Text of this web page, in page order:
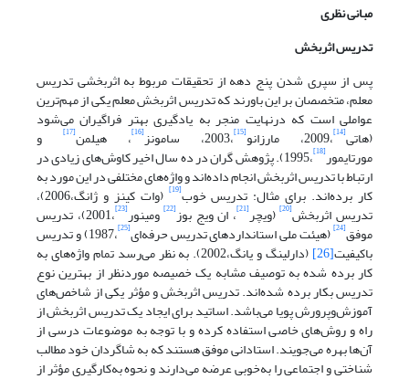
مبانی نظری
تدریس اثربخش
پس از سپری شدن پنج دهه از تحقیقات مربوط به اثربخشی تدریس
معلم، متخصصان بر این باورند که تدریس اثربخش معلم یکی از مهم‌ترین
عواملی است که درنهایت منجر به یادگیری بهتر فراگیران می‌شود
(هاتی[14] ،2009، مارزانو [15] ،2003، سامونز [16] ، هیلمن[17] و
مورتایمور[18] ،1995). پژوهش گران در ده سال اخیر کاوش‌های زیادی در
ارتباط با تدریس اثربخش انجام داده‌اند و واژه‌های مختلفی در این مورد به
کار برده‌اند. برای مثال: تدریس خوب[19] (وات کینز و ژانگ،2006)،
تدریس اثربخش[20] (ویچر[21] ، ان ویج بوز[22] ومینور[23] ،2001)، تدریس
موفق[24] (هیئت ملی استانداردهای تدریس حرفه‌ای[25] ،1987) و تدریس
باکیفیت[26] (دارلینگ و یانگ،2002). به نظر می‌رسد تمام واژه‌های به
کار برده شده به توصیف مشابه یک خصیصه موردنظر از بهترین نوع
تدریس بکار برده شده‌اند. تدریس اثربخش و مؤثر یکی از شاخص‌های
آموزش‌وپرورش پویا می‌باشد. اساتید برای ایجاد یک تدریس اثربخش از
راه و روش‌های خاصی استفاده کرده و با توجه به موضوعات درسی از
آن‌ها بهره می‌جویند. استادانی موفق هستند که به شاگردان خود مطالب
شناختی و اجتماعی را به‌خوبی عرضه می‌دارند و نحوه به‌کارگیری مؤثر از